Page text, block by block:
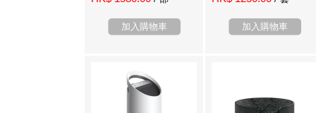
加入購物車 加入購物車